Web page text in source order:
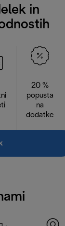
in
20 %
popusta
na
dodatke